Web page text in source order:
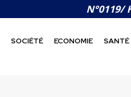
N°0119/
SOCIÉTÉ ECONOMIE SANTÉ